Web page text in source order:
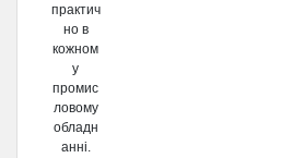
практич
но в
кожном
у
промис
ловому
обладн
анні.